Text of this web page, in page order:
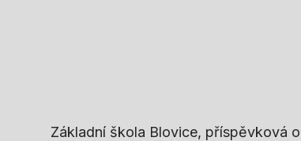
Základní škola Blovice, příspěvková